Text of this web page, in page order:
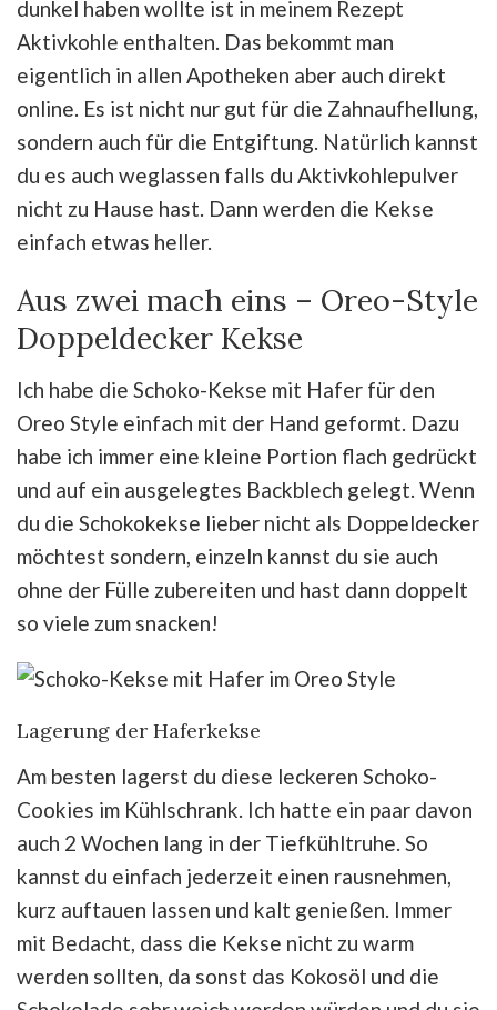
dunkel haben wollte ist in meinem Rezept
Aktivkohle enthalten. Das bekommt man
eigentlich in allen Apotheken aber auch direkt
online. Es ist nicht nur gut für die Zahnaufhellung,
sondern auch für die Entgiftung. Natürlich kannst
du es auch weglassen falls du Aktivkohlepulver
nicht zu Hause hast. Dann werden die Kekse
einfach etwas heller.
Aus zwei mach eins – Oreo-Style
Doppeldecker Kekse
Ich habe die Schoko-Kekse mit Hafer für den
Oreo Style einfach mit der Hand geformt. Dazu
habe ich immer eine kleine Portion flach gedrückt
und auf ein ausgelegtes Backblech gelegt. Wenn
du die Schokokekse lieber nicht als Doppeldecker
möchtest sondern, einzeln kannst du sie auch
ohne der Fülle zubereiten und hast dann doppelt
so viele zum snacken!
Lagerung der Haferkekse
Am besten lagerst du diese leckeren Schoko-
Cookies im Kühlschrank. Ich hatte ein paar davon
auch 2 Wochen lang in der Tiefkühltruhe. So
kannst du einfach jederzeit einen rausnehmen,
kurz auftauen lassen und kalt genießen. Immer
mit Bedacht, dass die Kekse nicht zu warm
werden sollten, da sonst das Kokosöl und die